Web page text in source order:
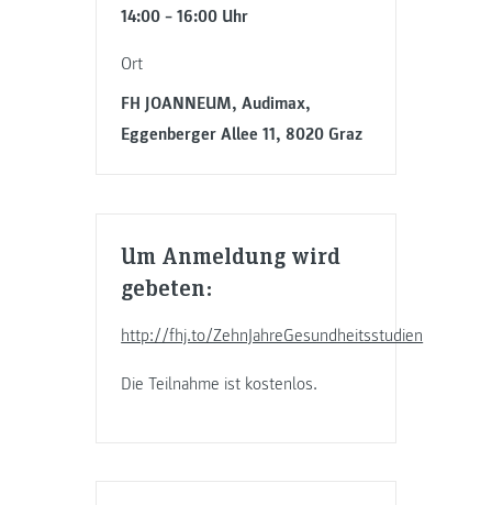
14:00 – 16:00 Uhr
Ort
FH JOANNEUM, Audimax,
Eggenberger Allee 11, 8020 Graz
Um Anmeldung wird
gebeten:
http://fhj.to/ZehnJahreGesundheitsstudien
Die Teilnahme ist kostenlos.